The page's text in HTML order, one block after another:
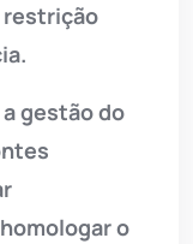
restrição
gestão do
o